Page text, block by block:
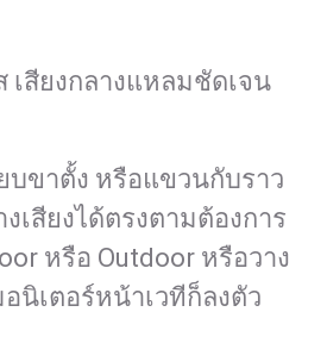
เสียงกลางแหลมชัดเจน
บขาตั้ง หรือแขวนกับราว
เสียงได้ตรงตามต้องการ
หรือ Outdoor หรือวาง
นิเตอร์หน้าเวทีก็ลงตัว